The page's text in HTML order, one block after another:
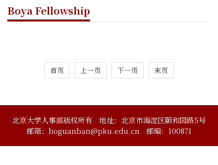
Boya Fellowship
首页 上一页 下一页 末页
北京大学人事部版权所有
地址：北京市海淀区颐和园路5号
邮箱：boguanban@pku.edu.cn
邮编：100871